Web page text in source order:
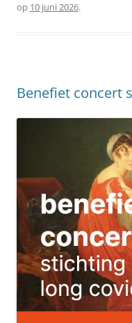
op 10 juni 2026.
Benefiet concert